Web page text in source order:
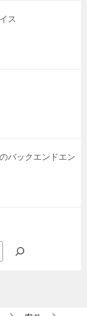
ス
バックエンドエン